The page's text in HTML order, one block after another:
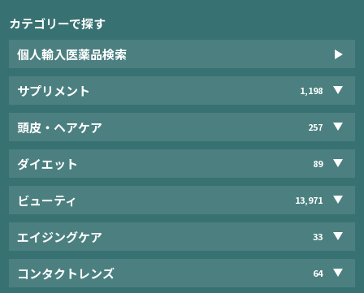
カテゴリーで探す
個人輸入医薬品検索
サプリメント 1,198
頭皮・ヘアケア 257
ダイエット 89
ビューティ 13,971
エイジングケア 33
コンタクトレンズ 64